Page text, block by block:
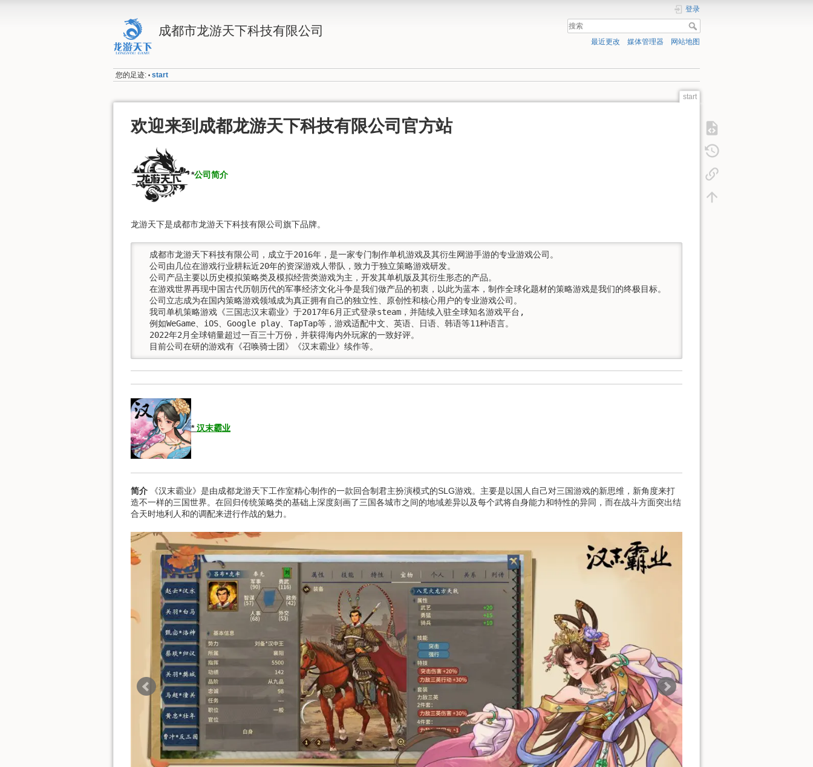
成都市龙游天下科技有限公司
登录
最近更改 媒体管理器 网站地图
您的足迹: • start
start
欢迎来到成都龙游天下科技有限公司官方站
*公司简介
龙游天下是成都市龙游天下科技有限公司旗下品牌。
  成都市龙游天下科技有限公司，成立于2016年，是一家专门制作单机游戏及其衍生网游手游的专业游戏公司。
  公司由几位在游戏行业耕耘近20年的资深游戏人带队，致力于独立策略游戏研发。
  公司产品主要以历史模拟策略类及模拟经营类游戏为主，开发其单机版及其衍生形态的产品。
  在游戏世界再现中国古代历朝历代的军事经济文化斗争是我们做产品的初衷，以此为蓝本，制作全球化题材的策略游戏是我们的终极目标。
  公司立志成为在国内策略游戏领域成为真正拥有自己的独立性、原创性和核心用户的专业游戏公司。
  我司单机策略游戏《三国志汉末霸业》于2017年6月正式登录steam，并陆续入驻全球知名游戏平台,
  例如WeGame、iOS、Google play、TapTap等，游戏适配中文、英语、日语、韩语等11种语言。
  2022年2月全球销量超过一百三十万份，并获得海内外玩家的一致好评。
  目前公司在研的游戏有《召唤骑士团》《汉末霸业》续作等。
*汉末霸业
简介 《汉末霸业》是由成都龙游天下工作室精心制作的一款回合制君主扮演模式的SLG游戏。主要是以国人自己对三国游戏的新思维，新角度来打
造不一样的三国世界。在回归传统策略类的基础上深度刻画了三国各城市之间的地域差异以及每个武将自身能力和特性的异同，而在战斗方面突出结
合天时地利人和的调配来进行作战的魅力。